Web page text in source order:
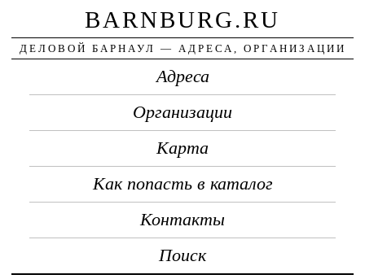
BARNBURG.RU
ДЕЛОВОЙ БАРНАУЛ — АДРЕСА, ОРГАНИЗАЦИИ
Адреса
Организации
Карта
Как попасть в каталог
Контакты
Поиск